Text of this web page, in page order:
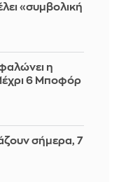
«συμβολική
η
6 Μποφόρ
σήμερα, 7